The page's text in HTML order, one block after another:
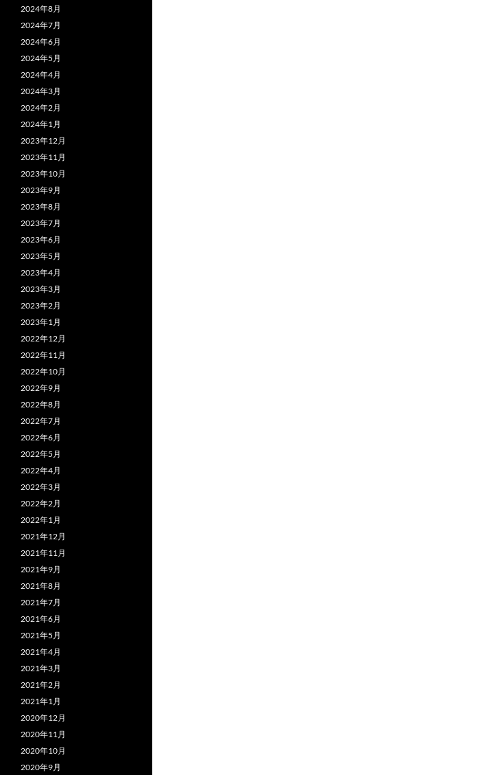
2024年8月
2024年7月
2024年6月
2024年5月
2024年4月
2024年3月
2024年2月
2024年1月
2023年12月
2023年11月
2023年10月
2023年9月
2023年8月
2023年7月
2023年6月
2023年5月
2023年4月
2023年3月
2023年2月
2023年1月
2022年12月
2022年11月
2022年10月
2022年9月
2022年8月
2022年7月
2022年6月
2022年5月
2022年4月
2022年3月
2022年2月
2022年1月
2021年12月
2021年11月
2021年9月
2021年8月
2021年7月
2021年6月
2021年5月
2021年4月
2021年3月
2021年2月
2021年1月
2020年12月
2020年11月
2020年10月
2020年9月